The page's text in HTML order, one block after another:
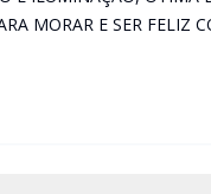
MORAR E SER FELIZ